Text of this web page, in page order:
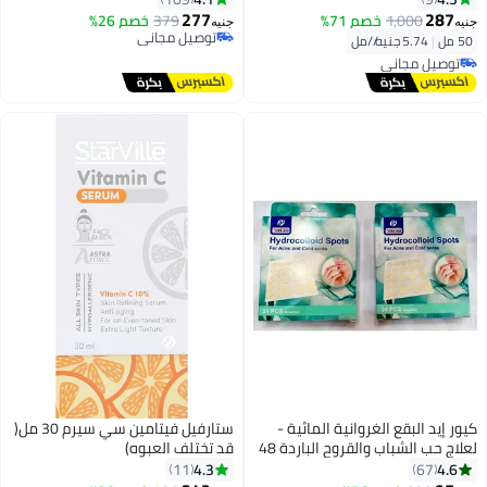
جنيه287
1,000خصم 71%
50 مل |
توصيل مجاني
توصيل مجاني
جنيه277
379 خصم 26%
توصيل مجاني
توصيل مجاني
كيور إيد البقع الغروانية المائية -
لعلاج حب الشباب والقروح الباردة 48
قطعة
4.6
67
ستارفيل فيتامين سي سيرم 30 مل(
قد تختلف العبوه)
4.3
11